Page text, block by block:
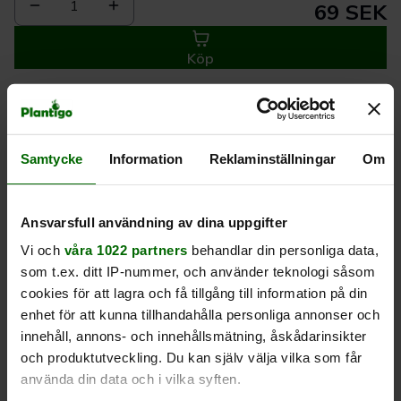
Samtycke Information Reklaminställningar Om
Ansvarsfull användning av dina uppgifter
Vi och våra 1022 partners behandlar din personliga data,
som t.ex. ditt IP-nummer, och använder teknologi såsom
cookies för att lagra och få tillgång till information på din
enhet för att kunna tillhandahålla personliga annonser och
innehåll, annons- och innehållsmätning, åskådarinsikter
och produktutveckling. Du kan själv välja vilka som får
använda din data och i vilka syften.
1 69 SEK
Köp
Leverans 1-
3 dagar
Kvalitet till
rätt pris
Eget lager allt i
en leverans
Produktrecensioner
Liknande produkter